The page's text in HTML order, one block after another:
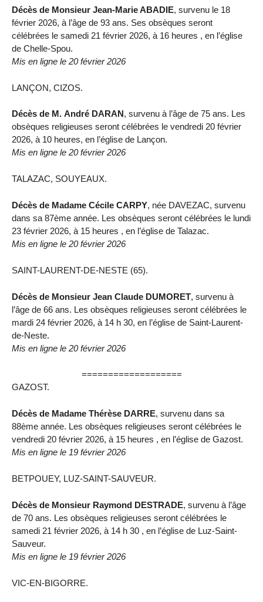
Décès de Monsieur Jean-Marie ABADIE, survenu le 18
février 2026, à l’âge de 93 ans. Ses obsèques seront
célébrées le samedi 21 février 2026, à 16 heures , en l’église
de Chelle-Spou.
Mis en ligne le 20 février 2026
LANÇON, CIZOS.
Décès de M. André DARAN, survenu à l’âge de 75 ans. Les
obsèques religieuses seront célébrées le vendredi 20 février
2026, à 10 heures, en l’église de Lançon.
Mis en ligne le 20 février 2026
TALAZAC, SOUYEAUX.
Décès de Madame Cécile CARPY, née DAVEZAC, survenu
dans sa 87ème année. Les obsèques seront célébrées le lundi
23 février 2026, à 15 heures , en l’église de Talazac.
Mis en ligne le 20 février 2026
SAINT-LAURENT-DE-NESTE (65).
Décès de Monsieur Jean Claude DUMORET, survenu à
l’âge de 66 ans. Les obsèques religieuses seront célébrées le
mardi 24 février 2026, à 14 h 30, en l’église de Saint-Laurent-
de-Neste.
Mis en ligne le 20 février 2026
===================
GAZOST.
Décès de Madame Thérèse DARRE, survenu dans sa
88ème année. Les obsèques religieuses seront célébrées le
vendredi 20 février 2026, à 15 heures , en l’église de Gazost.
Mis en ligne le 19 février 2026
BETPOUEY, LUZ-SAINT-SAUVEUR.
Décès de Monsieur Raymond DESTRADE, survenu à l’âge
de 70 ans. Les obsèques religieuses seront célébrées le
samedi 21 février 2026, à 14 h 30 , en l’église de Luz-Saint-
Sauveur.
Mis en ligne le 19 février 2026
VIC-EN-BIGORRE.